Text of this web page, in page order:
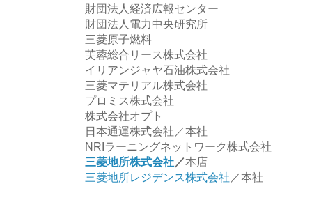
財団法人経済広報センター
財団法人電力中央研究所
三菱原子燃料
芙蓉総合リース株式会社
イリアンジャヤ石油株式会社
三菱マテリアル株式会社
プロミス株式会社
株式会社オプト
日本通運株式会社／本社
NRIラーニングネットワーク株式会社
三菱地所株式会社／本店
三菱地所レジデンス株式会社 ／本社